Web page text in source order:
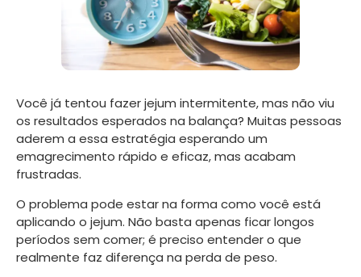
Você já tentou fazer jejum intermitente, mas não viu
os resultados esperados na balança? Muitas pessoas
aderem a essa estratégia esperando um
emagrecimento rápido e eficaz, mas acabam
frustradas.
O problema pode estar na forma como você está
aplicando o jejum. Não basta apenas ficar longos
períodos sem comer; é preciso entender o que
realmente faz diferença na perda de peso.